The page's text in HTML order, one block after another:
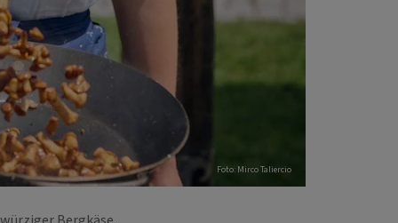
Foto: Mirco Taliercio